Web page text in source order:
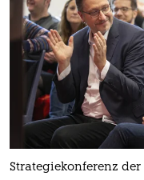
Strategiekonferenz